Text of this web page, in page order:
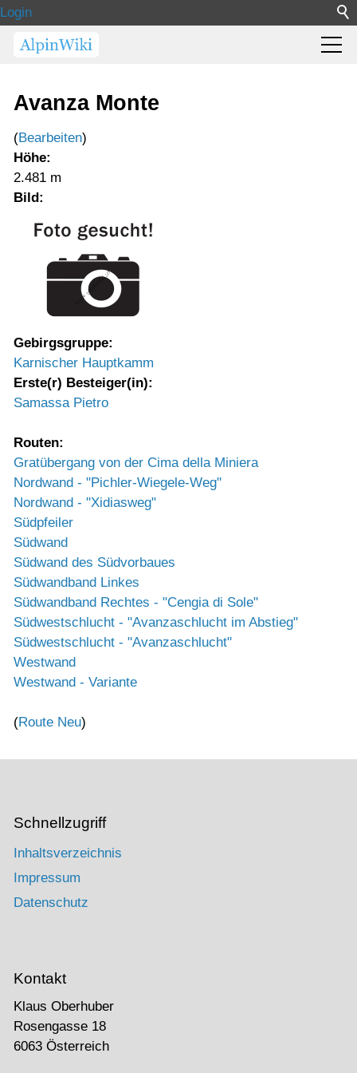
Login
Avanza Monte
(Bearbeiten)
Höhe:
2.481 m
Bild:
Gebirgsgruppe:
Karnischer Hauptkamm
Erste(r) Besteiger(in):
Samassa Pietro
Routen:
Gratübergang von der Cima della Miniera
Nordwand - "Pichler-Wiegele-Weg"
Nordwand - "Xidiasweg"
Südpfeiler
Südwand
Südwand des Südvorbaues
Südwandband Linkes
Südwandband Rechtes - "Cengia di Sole"
Südwestschlucht - "Avanzaschlucht im Abstieg"
Südwestschlucht - "Avanzaschlucht"
Westwand
Westwand - Variante
(Route Neu)
Schnellzugriff
Inhaltsverzeichnis
Impressum
Datenschutz
Kontakt
Klaus Oberhuber
Rosengasse 18
6063 Österreich